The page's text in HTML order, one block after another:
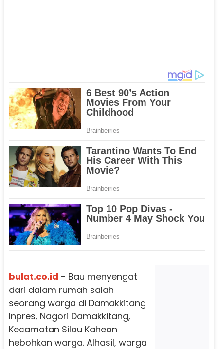
bulat.co.id - Bau menyengat
dari dalam rumah salah
seorang warga di Damakkitang
Inpres, Nagori Damakkitang,
Kecamatan Silau Kahean
hebohkan warga. Alhasil, warga